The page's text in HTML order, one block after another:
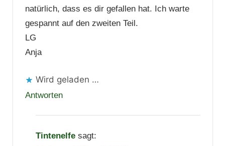
natürlich, dass es dir gefallen hat. Ich warte
gespannt auf den zweiten Teil.
LG
Anja
Wird geladen …
Antworten
Tintenelfe sagt: